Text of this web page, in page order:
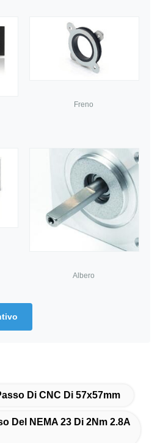
Freno
Albero
Di CNC Di 57x57mm
Del NEMA 23 Di 2Nm 2.8A